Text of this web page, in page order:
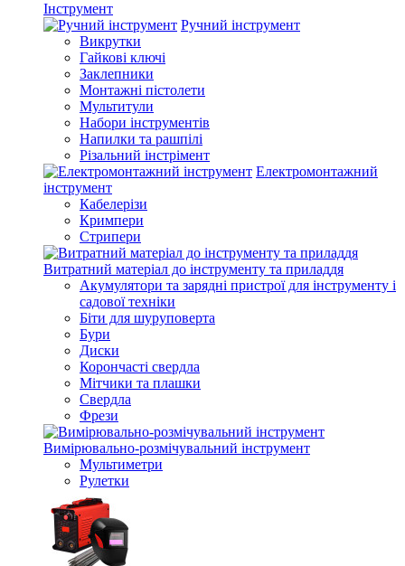
Інструмент
Ручний інструмент
Викрутки
Гайкові ключі
Заклепники
Монтажні пістолети
Мультитули
Набори інструментів
Напилки та рашпілі
Різальний інстрімент
Електромонтажний
інструмент
Кабелерізи
Кримпери
Стрипери
Витратний матеріал до інструменту та приладдя
Акумулятори та зарядні пристрої для інструменту і
садової техніки
Біти для шуруповерта
Бури
Диски
Корончасті свердла
Мітчики та плашки
Свердла
Фрези
Вимірювально-розмічувальний інструмент
Мультиметри
Рулетки